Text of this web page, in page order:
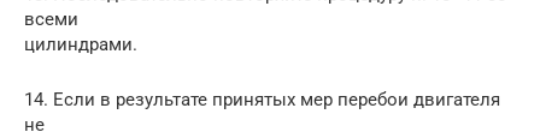
всеми
цилиндрами.
14. Если в результате принятых мер перебои двигателя
не